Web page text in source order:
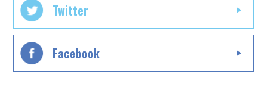
Twitter
Facebook